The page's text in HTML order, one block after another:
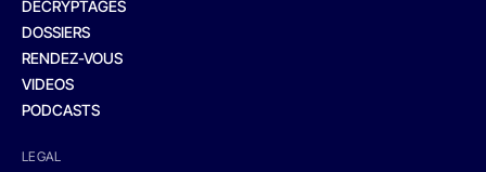
DECRYPTAGES
DOSSIERS
RENDEZ-VOUS
VIDEOS
PODCASTS
LEGAL